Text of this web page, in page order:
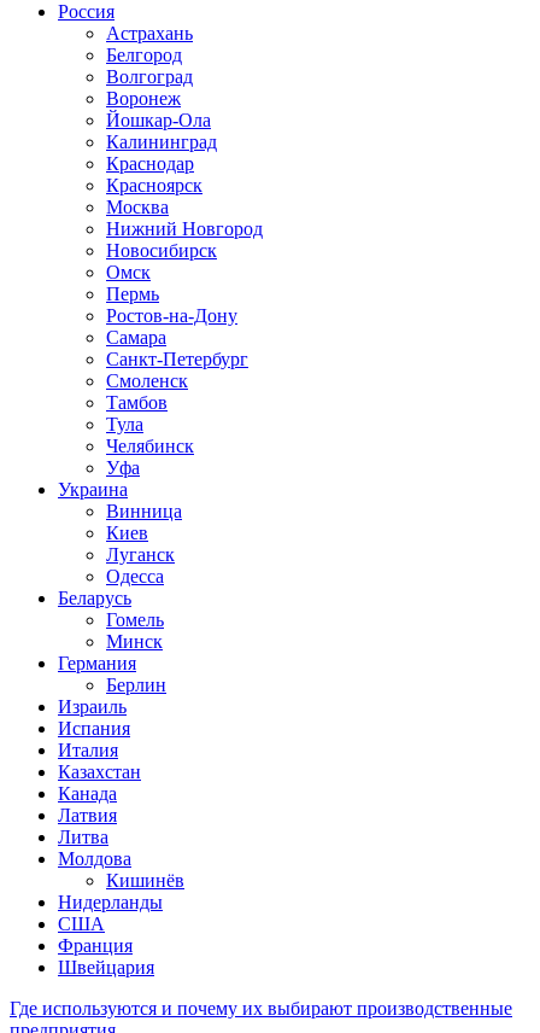
Россия
Астрахань
Белгород
Волгоград
Воронеж
Йошкар-Ола
Калининград
Краснодар
Красноярск
Москва
Нижний Новгород
Новосибирск
Омск
Пермь
Ростов-на-Дону
Самара
Санкт-Петербург
Смоленск
Тамбов
Тула
Челябинск
Уфа
Украина
Винница
Киев
Луганск
Одесса
Беларусь
Гомель
Минск
Германия
Берлин
Израиль
Испания
Италия
Казахстан
Канада
Латвия
Литва
Молдова
Кишинёв
Нидерланды
США
Франция
Швейцария
Где используются и почему их выбирают производственные